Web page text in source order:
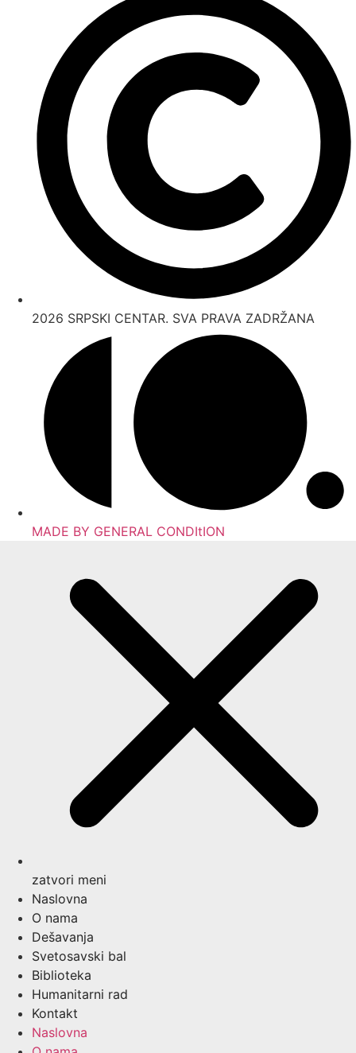
2026 SRPSKI CENTAR. SVA PRAVA ZADRŽANA
MADE BY GENERAL CONDItION
zatvori meni
Naslovna
O nama
Dešavanja
Svetosavski bal
Biblioteka
Humanitarni rad
Kontakt
Naslovna